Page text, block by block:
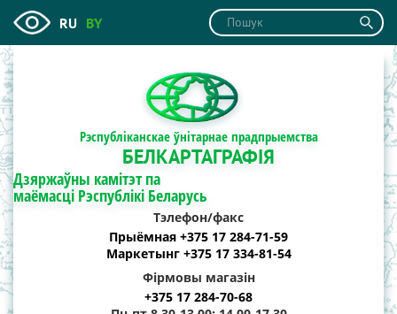
RU BY
Рэспубліканскае ўнітарнае прадпрыемства
БЕЛКАРТАГРАФІЯ
Дзяржаўны камітэт па
маёмасці Рэспублікі Беларусь
Тэлефон/факс
Прыёмная +375 17 284-71-59
Маркетынг +375 17 334-81-54
Фірмовы магазін
+375 17 284-70-68